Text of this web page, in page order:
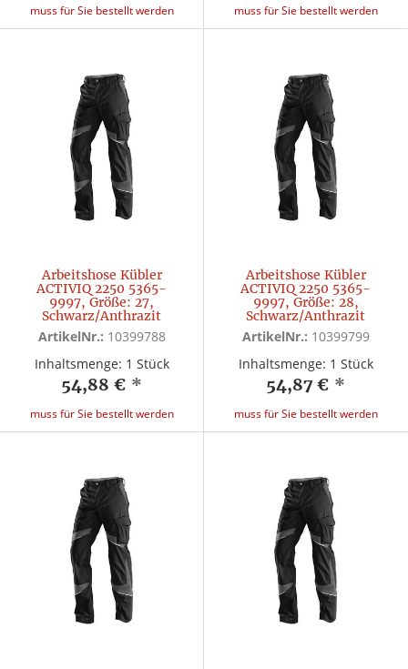
muss für Sie bestellt werden muss für Sie bestellt werden
Arbeitshose Kübler
ACTIVIQ 2250 5365-
9997, Größe: 27,
Schwarz/Anthrazit
ArtikelNr.: 10399788
Inhaltsmenge: 1 Stück
54,88 € *
muss für Sie bestellt werden
Arbeitshose Kübler
ACTIVIQ 2250 5365-
9997, Größe: 28,
Schwarz/Anthrazit
ArtikelNr.: 10399799
Inhaltsmenge: 1 Stück
54,87 € *
muss für Sie bestellt werden